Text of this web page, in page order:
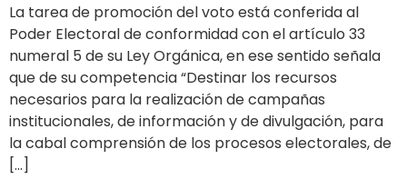
La tarea de promoción del voto está conferida al
Poder Electoral de conformidad con el artículo 33
numeral 5 de su Ley Orgánica, en ese sentido señala
que de su competencia “Destinar los recursos
necesarios para la realización de campañas
institucionales, de información y de divulgación, para
la cabal comprensión de los procesos electorales, de
[…]